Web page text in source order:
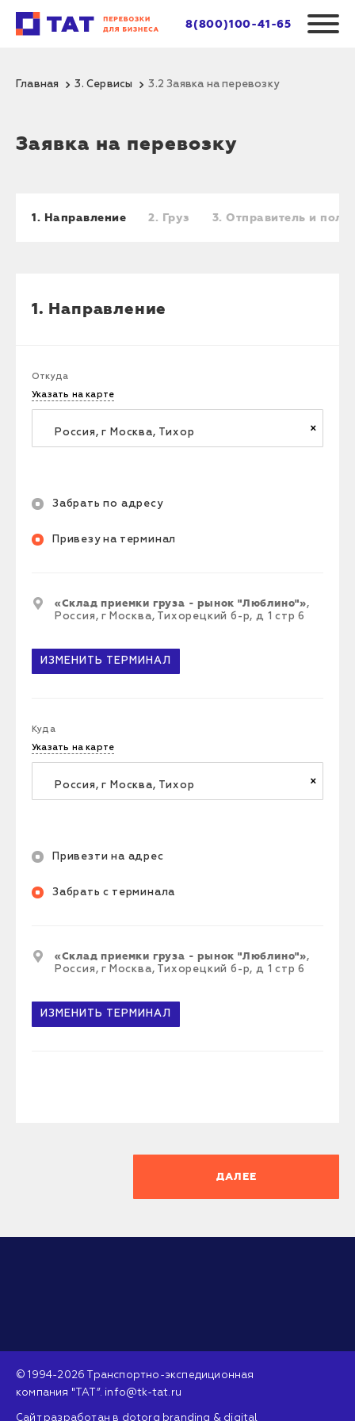
8(800)100-41-65
Главная 3. Сервисы 3.2 Заявка на перевозку
Заявка на перевозку
1. Направление 2. Груз 3. Отправитель и
1. Направление
Откуда
Указать на карте
×
Забрать по адресу
Привезу на терминал
«Склад приемки груза - рынок "Люблино"»,
Россия, г Москва, Тихорецкий б-р, д 1 стр 6
ИЗМЕНИТЬ ТЕРМИНАЛ
Куда
Указать на карте
×
Привезти на адрес
Забрать с терминала
«Склад приемки груза - рынок "Люблино"»,
Россия, г Москва, Тихорецкий б-р, д 1 стр 6
ИЗМЕНИТЬ ТЕРМИНАЛ
ДАЛЕЕ
© 1994-2026 Транспортно-экспедиционная
компания "ТАТ”. info@tk-tat.ru
Cайт разработан в dotorg branding & digital